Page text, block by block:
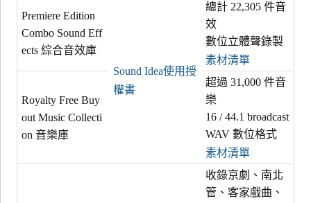
Premiere Edition
Combo Sound Eff
ects 綜合音效庫
Sound Idea使用授
權書
總計 22,305 件音
效
數位立體聲錄製
素材清單
Royalty Free Buy
out Music Collecti
on 音樂庫
超過 31,000 件音
樂
16 / 44.1 broadcast
WAV 數位格式
素材清單
收錄京劇、南北
管、客家戲曲、